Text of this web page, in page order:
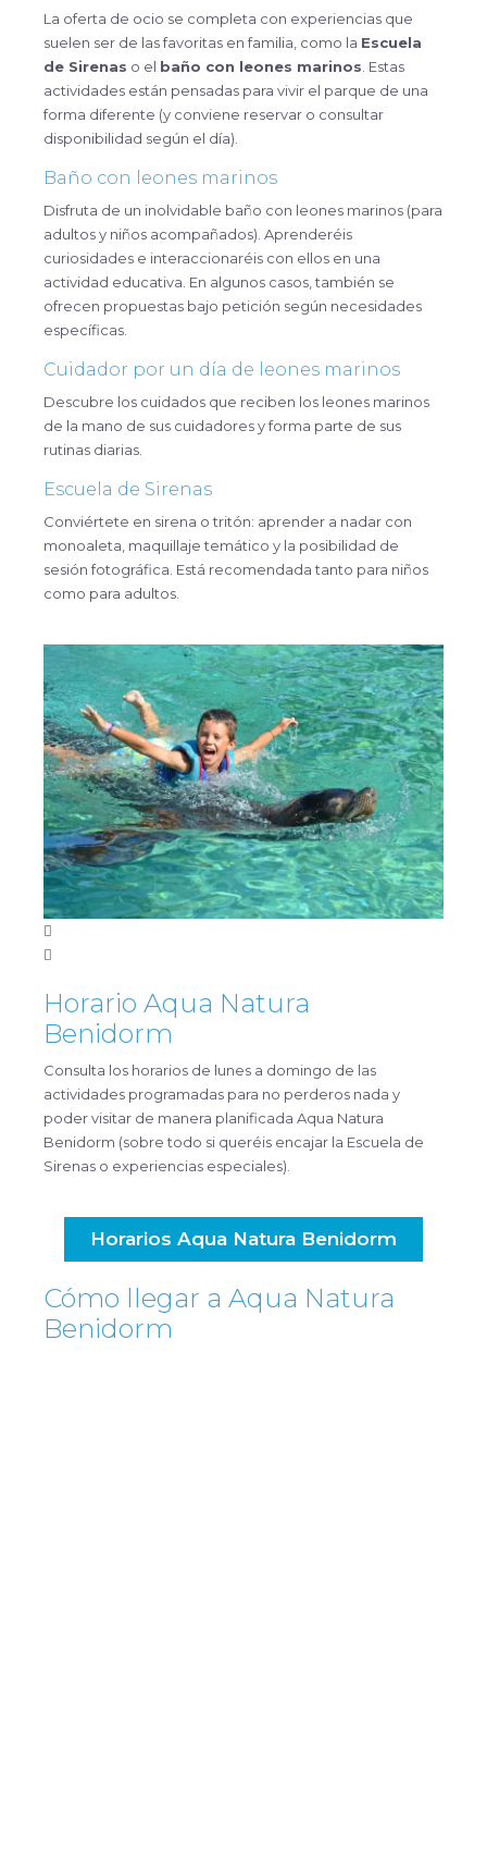
La oferta de ocio se completa con experiencias que
suelen ser de las favoritas en familia, como la Escuela
de Sirenas o el baño con leones marinos. Estas
actividades están pensadas para vivir el parque de una
forma diferente (y conviene reservar o consultar
disponibilidad según el día).
Baño con leones marinos
Disfruta de un inolvidable baño con leones marinos (para
adultos y niños acompañados). Aprenderéis
curiosidades e interaccionaréis con ellos en una
actividad educativa. En algunos casos, también se
ofrecen propuestas bajo petición según necesidades
específicas.
Cuidador por un día de leones marinos
Descubre los cuidados que reciben los leones marinos
de la mano de sus cuidadores y forma parte de sus
rutinas diarias.
Escuela de Sirenas
Conviértete en sirena o tritón: aprender a nadar con
monoaleta, maquillaje temático y la posibilidad de
sesión fotográfica. Está recomendada tanto para niños
como para adultos.
Horario Aqua Natura
Benidorm
Consulta los horarios de lunes a domingo de las
actividades programadas para no perderos nada y
poder visitar de manera planificada Aqua Natura
Benidorm (sobre todo si queréis encajar la Escuela de
Sirenas o experiencias especiales).
Horarios Aqua Natura Benidorm
Cómo llegar a Aqua Natura
Benidorm